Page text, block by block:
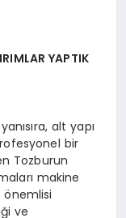
YAPTIK
alt yapı
bir
Tozburun
makine
önemlisi
ve